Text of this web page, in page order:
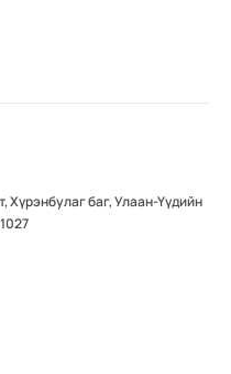
Хүрэнбулаг баг, Улаан-Үүдийн